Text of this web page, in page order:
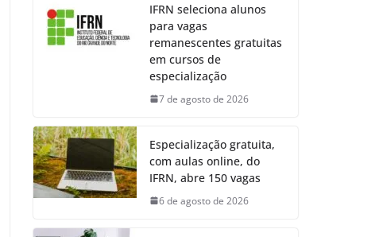
IFRN seleciona alunos
para vagas
remanescentes gratuitas
em cursos de
especialização
7 de agosto de 2026
Especialização gratuita,
com aulas online, do
IFRN, abre 150 vagas
6 de agosto de 2026